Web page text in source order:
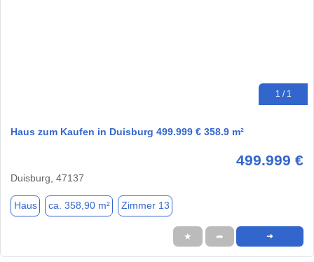
1 / 1
Haus zum Kaufen in Duisburg 499.999 € 358.9 m²
499.999 €
Duisburg, 47137
Haus ca. 358,90 m² Zimmer 13
★ ➦ ➜